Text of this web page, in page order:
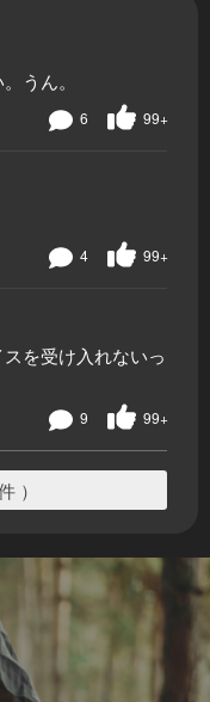
うん。
99+
6
99+
4
を受け入れないっ
99+
9
）